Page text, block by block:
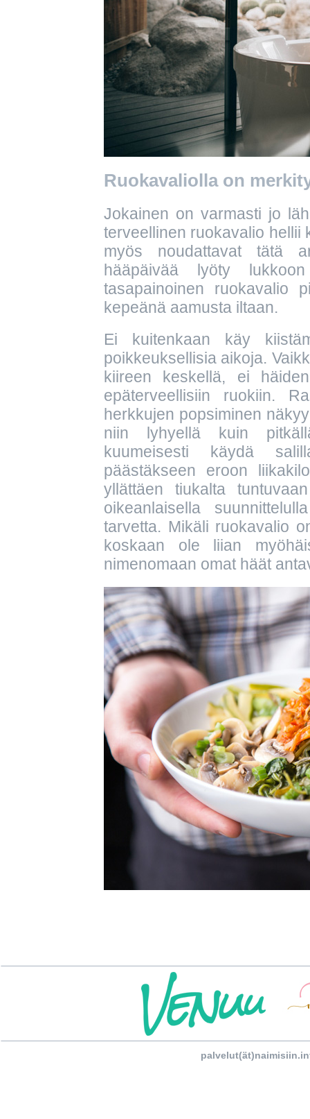
Ruokavaliolla on
Jokainen on varmasti jo
terveellinen ruokavalio hellii
myös noudattavat tätä
hääpäivää lyöty
tasapainoinen ruokavalio
kepeänä aamusta iltaan.
Ei kuitenkaan käy
poikkeuksellisia aikoja.
kiireen keskellä, ei
epäterveellisiin ruokiin.
herkkujen popsiminen
niin lyhyellä kuin
kuumeisesti käydä
päästäkseen eroon
yllättäen tiukalta
oikeanlaisella
tarvetta. Mikäli ruokavalio
koskaan ole liian
nimenomaan omat häät